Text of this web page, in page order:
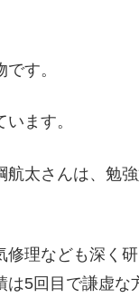
す。
ます。
太さんは、勉
理なども深く
5回目で謙虚な